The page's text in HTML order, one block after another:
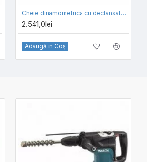
Cheie dinamometrica cu declansator UNIOR cu antrenor de 1 inch 264
2.541,0lei
Adaugă în Coş